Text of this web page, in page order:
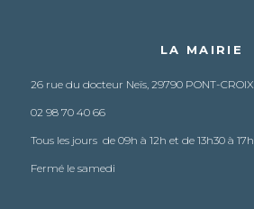
LA MAIRIE
26 rue du docteur Neïs, 29790 PONT-CROIX
02 98 70 40 66
Tous les jours de 09h à 12h et de 13h30 à 17h
Fermé le samedi